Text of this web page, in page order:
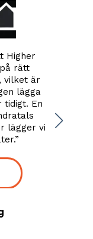
Higher
rätt
vilket är
lägga
tidigt. En
lägger vi
”